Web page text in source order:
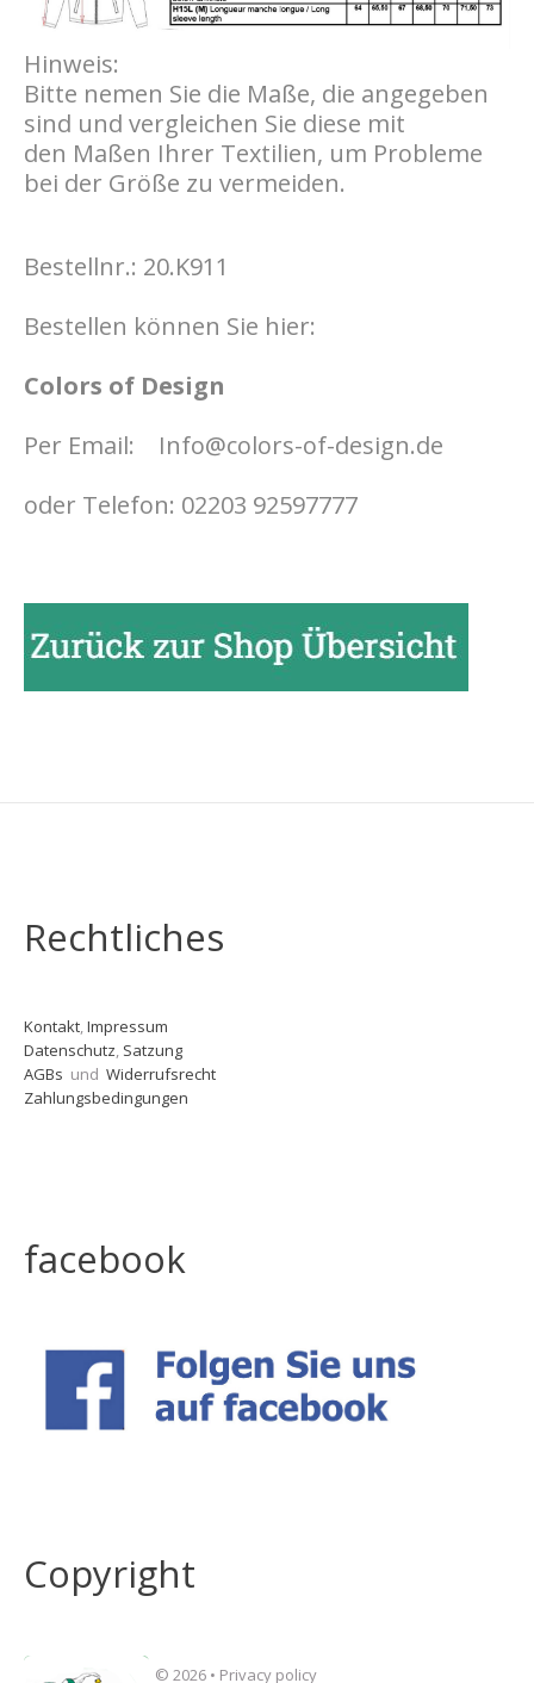
Hinweis:
Bitte nemen Sie die Maße, die angegeben
sind und vergleichen Sie diese mit
den Maßen Ihrer Textilien, um Probleme
bei der Größe zu vermeiden.
Bestellnr.: 20.K911
Bestellen können Sie hier:
Colors of Design
Per Email: Info@colors-of-design.de
oder Telefon: 02203 92597777
Rechtliches
Kontakt,Impressum
Datenschutz, Satzung
AGBs und Widerrufsrecht
Zahlungsbedingungen
facebook
Copyright
© 2026 • Privacy policy